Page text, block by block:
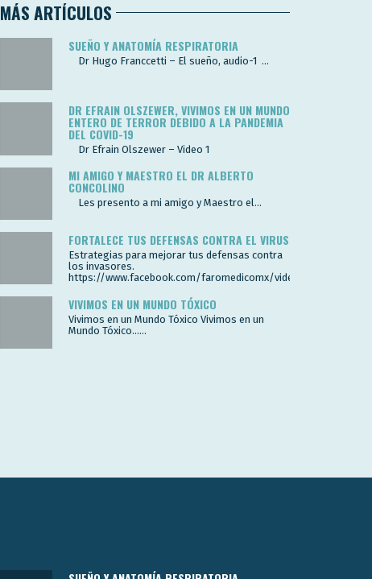
MÁS ARTÍCULOS
SUEÑO Y ANATOMÍA RESPIRATORIA
Dr Hugo Franccetti – El sueño, audio-1 ...
DR EFRAIN OLSZEWER, VIVIMOS EN UN MUNDO
ENTERO DE TERROR DEBIDO A LA PANDEMIA
DEL COVID-19
Dr Efrain Olszewer – Video 1
MI AMIGO Y MAESTRO EL DR ALBERTO
CONCOLINO
Les presento a mi amigo y Maestro el...
FORTALECE TUS DEFENSAS CONTRA EL VIRUS
Estrategias para mejorar tus defensas contra
los invasores.
https://www.facebook.com/faromedicomx/videos/
VIVIMOS EN UN MUNDO TÓXICO
Vivimos en un Mundo Tóxico Vivimos en un
Mundo Tóxico…...